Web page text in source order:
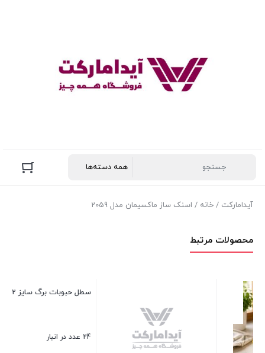
آیدامارکت / خانه / اسنک ساز ماکسیمان مدل 2059
محصولات مرتبط